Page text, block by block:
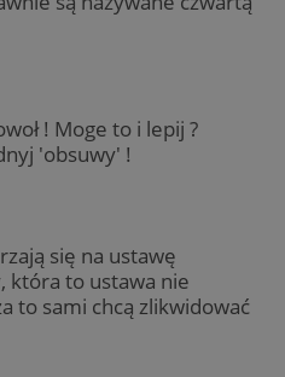
! Moge to i lepij ?
'obsuwy' !
się na ustawę
która to ustawa nie
to sami chcą zlikwidować